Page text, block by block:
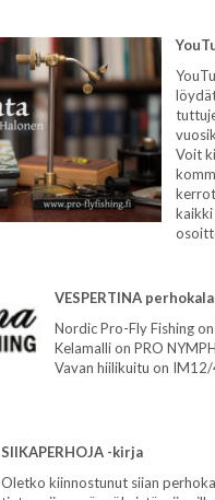
Voit
VESPERTINA
Nordic Pro-Fly Fishing
Kelamalli on PRO
Vavan hiilikuitu on
SIIKAPERHOJA -kirja
Oletko kiinnostunut siian